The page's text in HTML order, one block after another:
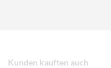
Kunden kauften auch